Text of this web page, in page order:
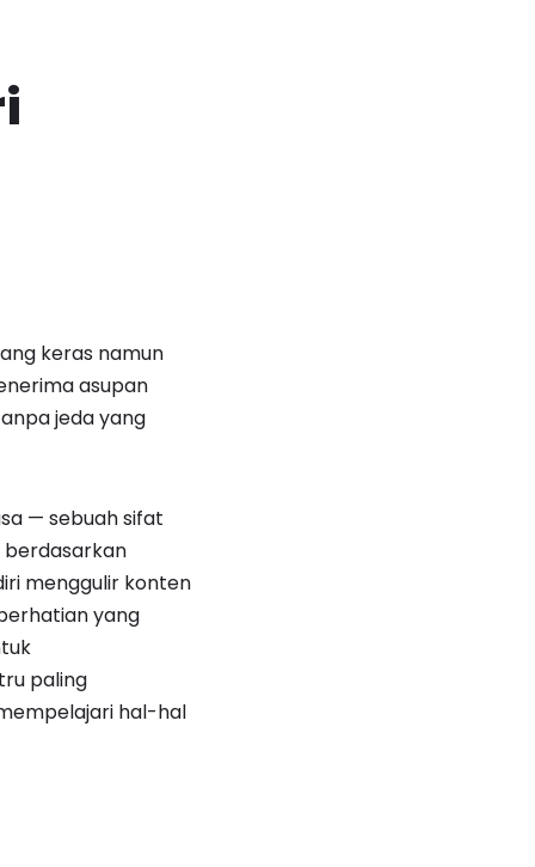
keras namun
asupan
jeda yang
— sebuah sifat
berdasarkan
menggulir konten
yang
paling
hal-hal